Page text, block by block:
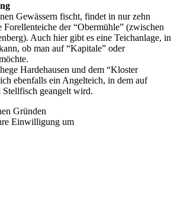
Gewässern fischt, findet in nur zehn
der “Obermühle” (zwischen
Auch hier gibt es eine Teichanlage, in
ob man auf “Kapitale” oder
Hardehausen und dem “Kloster
ebenfalls ein Angelteich, in dem auf
geangelt wird.
Gründen
Einwilligung um